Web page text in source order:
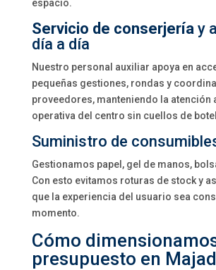
espacio.
Servicio de conserjeríay
día a día
Nuestro personal auxiliar apoya en
pequeñas gestiones, rondas y
proveedores, manteniendo la atención
operativa del centro sin cuellos de
Suministro de
Gestionamos papel, gel de manos,
Con esto evitamos roturas de stock y
que la experiencia del usuario sea
momento.
Cómo
presupuesto en